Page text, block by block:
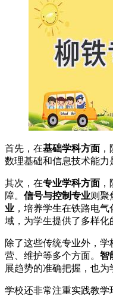
首先，在基础学科方面
数理基础和信息技术能力
其次，在专业学科方面
障。 信号与控制专业则聚
业 ，培养学生在铁路电
域，为学生提供了多样化
除了这些传统专业外，
营、维护等多个方面。 智
展趋势的准确把握，也为
学校还非常注重实践教